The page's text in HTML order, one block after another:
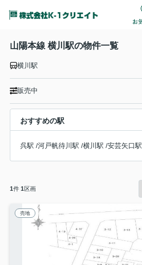
山陽本線 横川駅の物件一覧
横川駅
販売中
おすすめの駅
呉駅 /河戸帆待川駅 /横川駅 /安芸矢口駅
1件 1区画
売地